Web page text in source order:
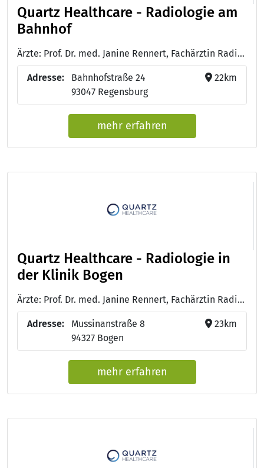
Quartz Healthcare - Radiologie am
Bahnhof
Ärzte: Prof. Dr. med. Janine Rennert, Fachärztin Radiologie mit Schwerpunkt Neuroradiologie und Zertifizierungen für Kardiovaskuläre Radiologie, mpMR-Prostatographhie und Muskuloskelettale Radiologie
Adresse:
Bahnhofstraße 24
93047 Regensburg
22km
mehr erfahren
Quartz Healthcare - Radiologie in
der Klinik Bogen
Ärzte: Prof. Dr. med. Janine Rennert, Fachärztin Radiologie mit Schwerpunkt Neuroradiologie und Zertifizierungen für Kardiovaskuläre Radiologie, mpMR-Prostatographhie und Muskuloskelettale Radiologie
Adresse:
Mussinanstraße 8
94327 Bogen
23km
mehr erfahren